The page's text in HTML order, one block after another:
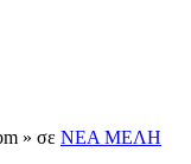
» σε ΝΕΑ ΜΕΛΗ